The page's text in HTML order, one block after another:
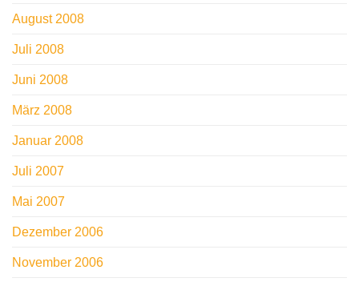
August 2008
Juli 2008
Juni 2008
März 2008
Januar 2008
Juli 2007
Mai 2007
Dezember 2006
November 2006